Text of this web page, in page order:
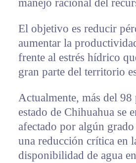
manejo racional del
El objetivo es reducir
aumentar la
frente al estrés hídrico
gran parte del territorio
Actualmente, más del
estado de Chihuahua se
afectado por algún
una reducción crítica en
disponibilidad de agua